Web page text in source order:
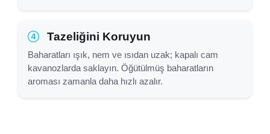
Tazeliğini Koruyun
Baharatları ışık, nem ve ısıdan uzak; kapalı cam
kavanozlarda saklayın. Öğütülmüş baharatların
aroması zamanla daha hızlı azalır.